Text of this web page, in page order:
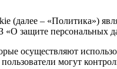
(далее – «Политика»)
«О защите персональных
осуществляют
могут